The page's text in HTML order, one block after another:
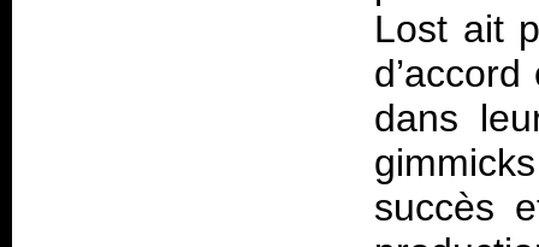
Lost ait
dans
succès